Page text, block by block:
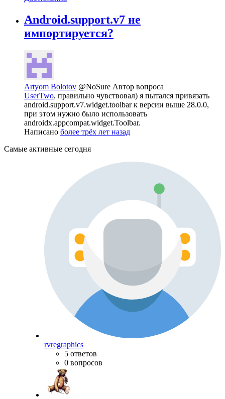
Android.support.v7 не
импортируется?
Artyom Bolotov @NoSure Автор вопроса
UserTwo, правильно чувствовал) я пытался привязать
android.support.v7.widget.toolbar к версии выше 28.0.0,
при этом нужно было использовать
androidx.appcompat.widget.Toolbar.
Написано более трёх лет назад
Самые активные сегодня
rvregraphics
5 ответов
0 вопросов